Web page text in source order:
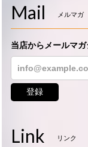
Mail メルマガ
当店からメールマガ
登録
Link リンク